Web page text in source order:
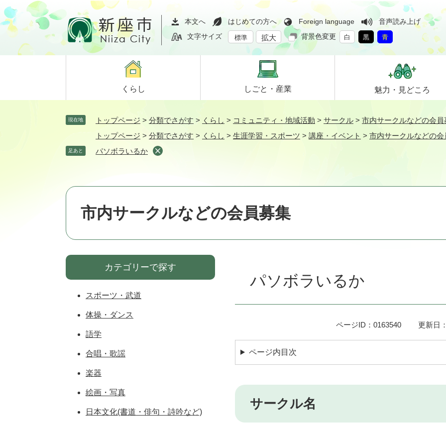
ペ
ー
ジ
メ
ニ
ュ
て
本文へ はじめての方へ Foreign language
音声読み上げ
文字サイズ
標準 拡大 背景色変更 白 黒 青
くらし しごと・ 産業 魅力・ 見どころ
現在地 トップページ > 分類でさがす > くらし > コミュニティ・地域活動 > サークル > 市内サークルなどの会員
トップページ > 分類でさがす > くらし > 生涯学習・スポーツ > 講座・イベント > 市内サークルなどの会
足あと パソボラいるか
市内サークルなどの会員募集
パソボラいるか
ページID：0163540 更新日
ページ内目次
サークル名
カテゴリーで探す
スポーツ・武道
体操・ダンス
語学
合唱・歌謡
楽器
絵画・写真
日本文化(書道・俳句・詩吟など)